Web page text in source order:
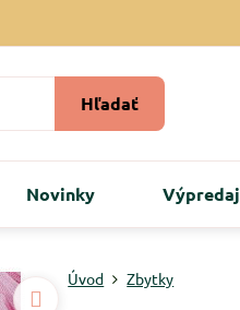
Hľadať
Novinky Výpredaj
Úvod Zbytky